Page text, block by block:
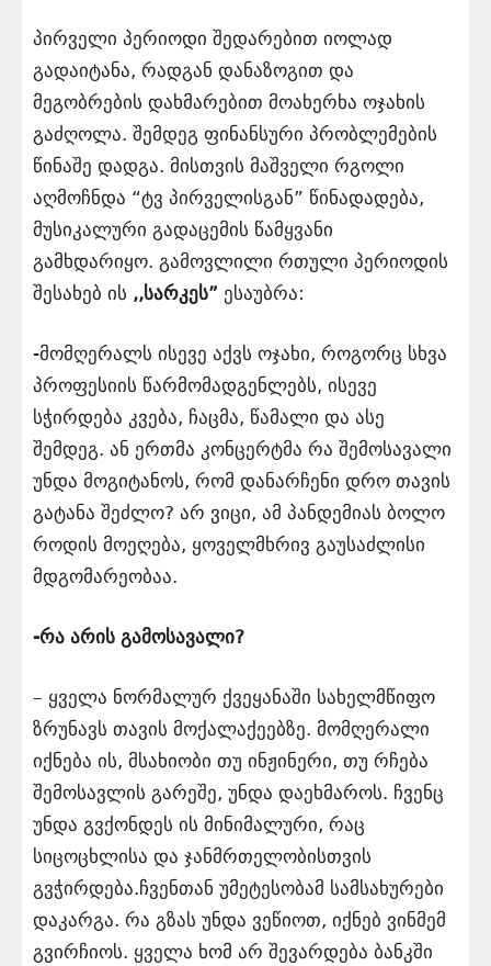
პირველი პერიოდი შედარებით იოლად
გადაიტანა, რადგან დანაზოგით და
მეგობრების დახმარებით მოახერხა ოჯახის
გაძღოლა. შემდეგ ფინანსური პრობლემების
წინაშე დადგა. მისთვის მაშველი რგოლი
აღმოჩნდა “ტვ პირველისგან” წინადადება,
მუსიკალური გადაცემის წამყვანი
გამხდარიყო. გამოვლილი რთული პერიოდის
შესახებ ის ,,სარკეს” ესაუბრა:
-მომღერალს ისევე აქვს ოჯახი, როგორც სხვა
პროფესიის წარმომადგენლებს, ისევე
სჭირდება კვება, ჩაცმა, წამალი და ასე
შემდეგ. ან ერთმა კონცერტმა რა შემოსავალი
უნდა მოგიტანოს, რომ დანარჩენი დრო თავის
გატანა შეძლო? არ ვიცი, ამ პანდემიას ბოლო
როდის მოეღება, ყოველმხრივ გაუსაძლისი
მდგომარეობაა.
-რა არის გამოსავალი?
– ყველა ნორმალურ ქვეყანაში სახელმწიფო
ზრუნავს თავის მოქალაქეებზე. მომღერალი
იქნება ის, მსახიობი თუ ინჟინერი, თუ რჩება
შემოსავლის გარეშე, უნდა დაეხმაროს. ჩვენც
უნდა გვქონდეს ის მინიმალური, რაც
სიცოცხლისა და ჯანმრთელობისთვის
გვჭირდება.ჩვენთან უმეტესობამ სამსახურები
დაკარგა. რა გზას უნდა ვეწიოთ, იქნებ ვინმემ
გვირჩიოს. ყველა ხომ არ შევარდება ბანკში